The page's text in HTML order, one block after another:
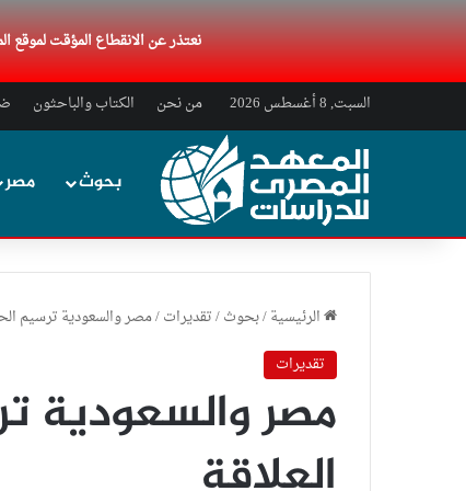
نعتذر عن الانقطاع المؤقت
السبت, 8 أغسطس 2026 من نحن الكتاب والباحثون
بحوث مصر
الرئيسية/بحوث/تقديرات/مصر والسعودية ترسيم
تقديرات
مصر والسعودية